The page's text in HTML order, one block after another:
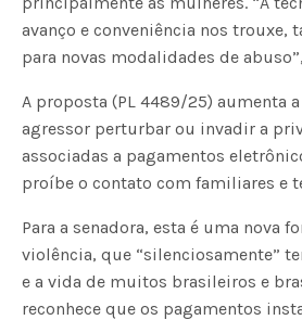
avanço e conveniência nos trouxe,
para novas modalidades de
A proposta (PL 4489/25) aumenta
agressor perturbar ou invadir a
associadas a pagamentos
proíbe o contato com familiares e
Para a senadora, esta é uma nova
violência, que “silenciosamente”
e a vida de muitos brasileiros e
reconhece que os pagamentos